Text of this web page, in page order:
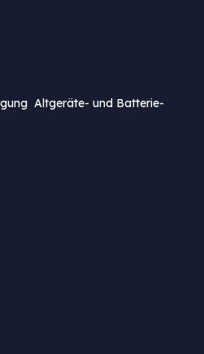
Altgeräte- und Batterie-